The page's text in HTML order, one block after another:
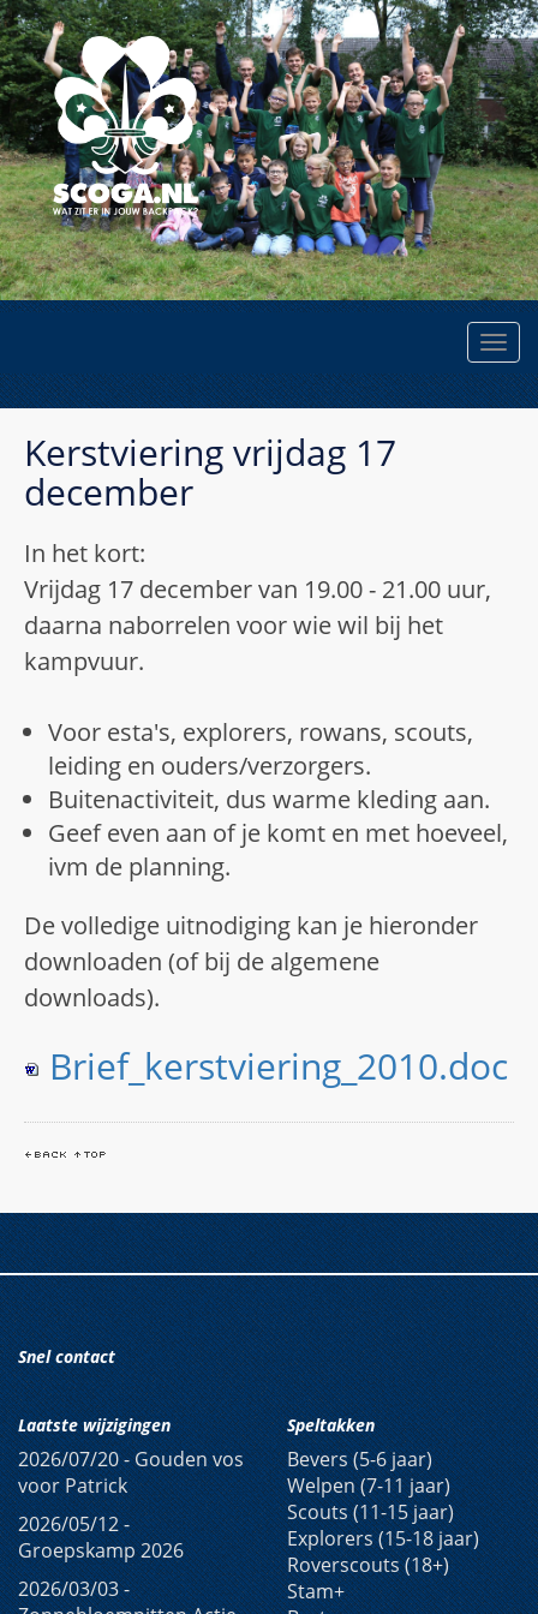
Kerstviering vrijdag 17
december
In het kort:
Vrijdag 17 december van 19.00 - 21.00 uur,
daarna naborrelen voor wie wil bij het
kampvuur.
Voor esta's, explorers, rowans, scouts,
leiding en ouders/verzorgers.
Buitenactiviteit, dus warme kleding aan.
Geef even aan of je komt en met hoeveel,
ivm de planning.
De volledige uitnodiging kan je hieronder
downloaden (of bij de algemene
downloads).
Brief_kerstviering_2010.doc
Snel contact
Laatste wijzigingen
2026/07/20 -Gouden vos
voor Patrick
2026/05/12 -
Groepskamp 2026
2026/03/03 -
Speltakken
Bevers (5-6 jaar)
Welpen (7-11 jaar)
Scouts (11-15 jaar)
Explorers (15-18 jaar)
Roverscouts (18+)
Stam+